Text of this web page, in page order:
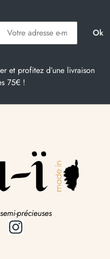
et profitez d’une livraison
75€ !
précieuses